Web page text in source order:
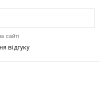
сайті
відгуку